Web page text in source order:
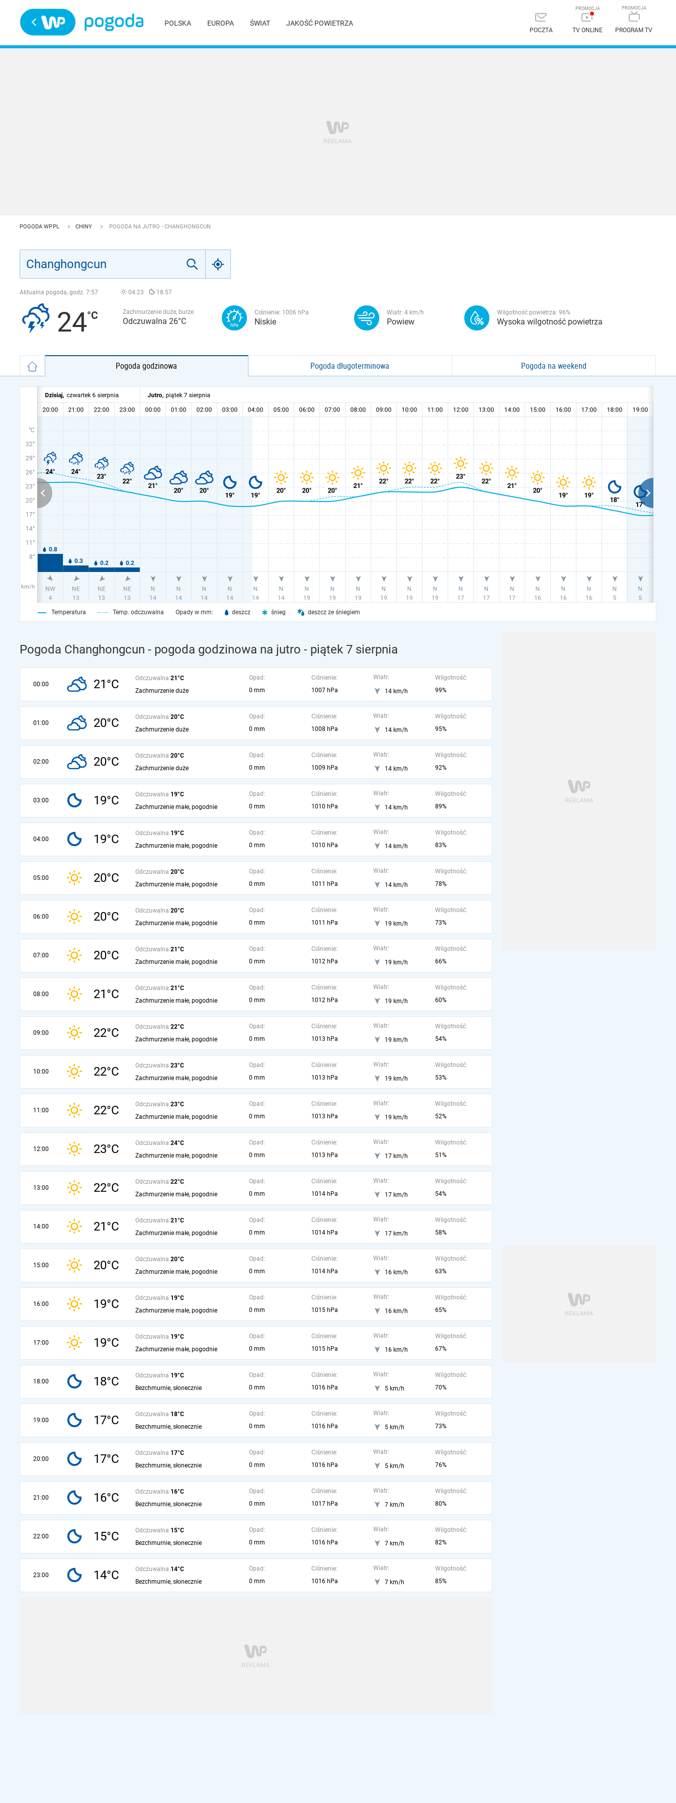
POLSKA EUROPA ŚWIAT JAKOŚĆ POWIETRZA
POCZTA TV ONLINE PROGRAM TV
POGODA WP.PL CHINY POGODA NA JUTRO - CHANGHONGCUN
Aktualna pogoda, godz. 7:57 04:23 18:57
24 Zachmurzenie duże, burze
Odczuwalna 26°C
Ciśnienie: 1006 hPa
Niskie
Wiatr: 4 km/h
Powiew
Wilgotność powietrza: 96%
Wysoka wilgotność powietrza
Pogoda godzinowa Pogoda długoterminowa Pogoda na weekend
°C
32°
29°
26°
23°
20°
17°
14°
11°
8°
km/h
Temperatura Temp. odczuwalna Opady w mm: deszcz śnieg deszcz ze śniegiem
Pogoda Changhongcun - pogoda godzinowa na jutro - piątek 7 sierpnia
00:00 21°C Odczuwalna 21°C
Zachmurzenie duże
Opad:
0 mm
Ciśnienie:
1007 hPa
Wiatr:
14 km/h
Wilgotność:
99%
01:00 20°C Odczuwalna 20°C
Zachmurzenie duże
Opad:
0 mm
Ciśnienie:
1008 hPa
Wiatr:
14 km/h
Wilgotność:
95%
02:00 20°C Odczuwalna 20°C
Zachmurzenie duże
Opad:
0 mm
Ciśnienie:
1009 hPa
Wiatr:
14 km/h
Wilgotność:
92%
03:00 19°C Odczuwalna 19°C
Zachmurzenie małe, pogodnie
Opad:
0 mm
Ciśnienie:
1010 hPa
Wiatr:
14 km/h
Wilgotność:
89%
04:00 19°C Odczuwalna 19°C
Zachmurzenie małe, pogodnie
Opad:
0 mm
Ciśnienie:
1010 hPa
Wiatr:
14 km/h
Wilgotność:
83%
05:00 20°C Odczuwalna 20°C
Zachmurzenie małe, pogodnie
Opad:
0 mm
Ciśnienie:
1011 hPa
Wiatr:
14 km/h
Wilgotność:
78%
06:00 20°C Odczuwalna 20°C
Zachmurzenie małe, pogodnie
Opad:
0 mm
Ciśnienie:
1011 hPa
Wiatr:
19 km/h
Wilgotność:
73%
07:00 20°C Odczuwalna 21°C
Zachmurzenie małe, pogodnie
Opad:
0 mm
Ciśnienie:
1012 hPa
Wiatr:
19 km/h
Wilgotność:
66%
08:00 21°C Odczuwalna 21°C
Zachmurzenie małe, pogodnie
Opad:
0 mm
Ciśnienie:
1012 hPa
Wiatr:
19 km/h
Wilgotność:
60%
09:00 22°C Odczuwalna 22°C
Zachmurzenie małe, pogodnie
Opad:
0 mm
Ciśnienie:
1013 hPa
Wiatr:
19 km/h
Wilgotność:
54%
10:00 22°C Odczuwalna 23°C
Zachmurzenie małe, pogodnie
Opad:
0 mm
Ciśnienie:
1013 hPa
Wiatr:
19 km/h
Wilgotność:
53%
11:00 22°C Odczuwalna 23°C
Zachmurzenie małe, pogodnie
Opad:
0 mm
Ciśnienie:
1013 hPa
Wiatr:
19 km/h
Wilgotność:
52%
12:00 23°C Odczuwalna 24°C
Zachmurzenie małe, pogodnie
Opad:
0 mm
Ciśnienie:
1013 hPa
Wiatr:
17 km/h
Wilgotność:
51%
13:00 22°C Odczuwalna 22°C
Zachmurzenie małe, pogodnie
Opad:
0 mm
Ciśnienie:
1014 hPa
Wiatr:
17 km/h
Wilgotność:
54%
14:00 21°C Odczuwalna 21°C
Zachmurzenie małe, pogodnie
Opad:
0 mm
Ciśnienie:
1014 hPa
Wiatr:
17 km/h
Wilgotność:
58%
15:00 20°C Odczuwalna 20°C
Zachmurzenie małe, pogodnie
Opad:
0 mm
Ciśnienie:
1014 hPa
Wiatr:
16 km/h
Wilgotność:
63%
16:00 19°C Odczuwalna 19°C
Zachmurzenie małe, pogodnie
Opad:
0 mm
Ciśnienie:
1015 hPa
Wiatr:
16 km/h
Wilgotność:
65%
17:00 19°C Odczuwalna 19°C
Zachmurzenie małe, pogodnie
Opad:
0 mm
Ciśnienie:
1015 hPa
Wiatr:
16 km/h
Wilgotność:
67%
18:00 18°C Odczuwalna 19°C
Bezchmurnie, słonecznie
Opad:
0 mm
Ciśnienie:
1016 hPa
Wiatr:
5 km/h
Wilgotność:
70%
19:00 17°C Odczuwalna 18°C
Bezchmurnie, słonecznie
Opad:
0 mm
Ciśnienie:
1016 hPa
Wiatr:
5 km/h
Wilgotność:
73%
20:00 17°C Odczuwalna 17°C
Bezchmurnie, słonecznie
Opad:
0 mm
Ciśnienie:
1016 hPa
Wiatr:
5 km/h
Wilgotność:
76%
21:00 16°C Odczuwalna 16°C
Bezchmurnie, słonecznie
Opad:
0 mm
Ciśnienie:
1017 hPa
Wiatr:
7 km/h
Wilgotność:
80%
22:00 15°C Odczuwalna 15°C
Bezchmurnie, słonecznie
Opad:
0 mm
Ciśnienie:
1016 hPa
Wiatr:
7 km/h
Wilgotność:
82%
23:00 14°C Odczuwalna 14°C
Bezchmurnie, słonecznie
Opad:
0 mm
Ciśnienie:
1016 hPa
Wiatr:
7 km/h
Wilgotność:
85%